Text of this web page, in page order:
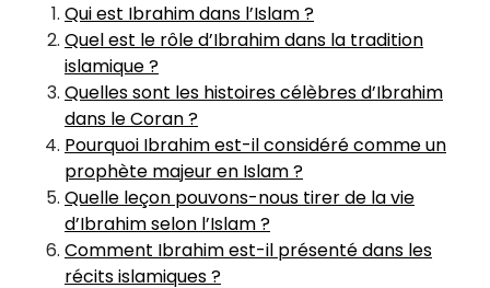
Qui est Ibrahim dans l’Islam ?
Quel est le rôle d’Ibrahim dans la tradition
islamique ?
Quelles sont les histoires célèbres d’Ibrahim
dans le Coran ?
Pourquoi Ibrahim est-il considéré comme un
prophète majeur en Islam ?
Quelle leçon pouvons-nous tirer de la vie
d’Ibrahim selon l’Islam ?
Comment Ibrahim est-il présenté dans les
récits islamiques ?